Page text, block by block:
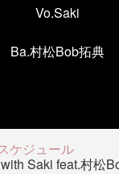
Vo.Saki
Ba.村松Bob拓典
ケジュール
Saki feat.村松